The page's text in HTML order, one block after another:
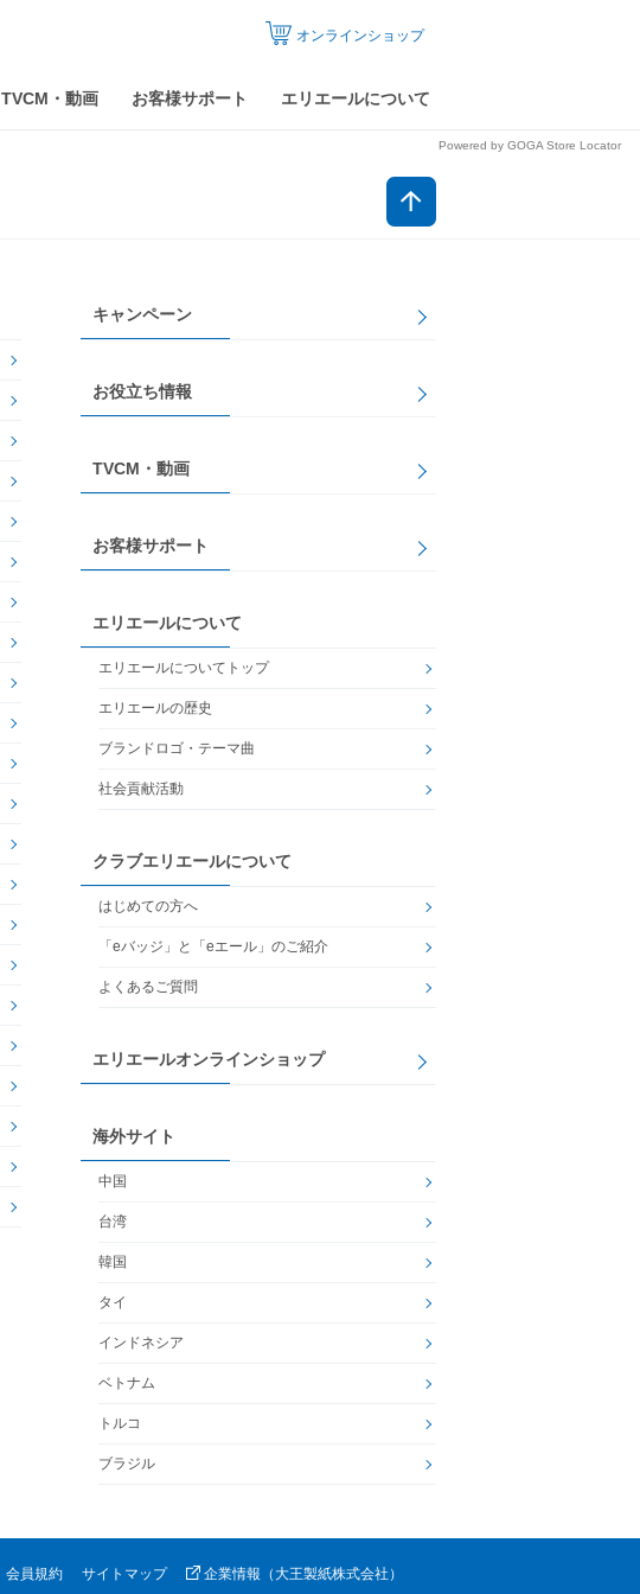
TVCM・動画 お客様サポート エリエールについて
オンラインショップ
Powered by GOGA Store Locator
キャンペーン
お役立ち情報
TVCM・動画
お客様サポート
エリエールについて
エリエールについてトップ
エリエールの歴史
ブランドロゴ・テーマ曲
社会貢献活動
クラブエリエールについて
はじめての方へ
「eバッジ」と「eエール」のご紹介
よくあるご質問
エリエールオンラインショップ
海外サイト
中国
台湾
韓国
タイ
インドネシア
ベトナム
トルコ
ブラジル
会員規約 サイトマップ 企業情報（大王製紙株式会社）